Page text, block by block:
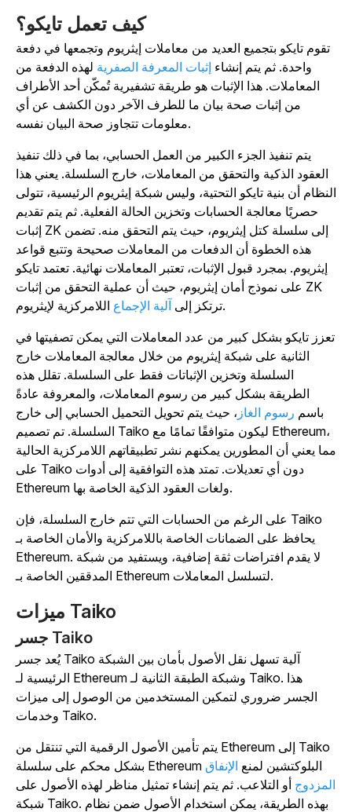
كيف تعمل تايكو؟
تقوم تايكو بتجميع العديد من معاملات إيثريوم وتجمعها في دفعة
واحدة. ثم يتم إنشاءإثبات المعرفة الصفريةلهذه الدفعة من
المعاملات. هذا الإثبات هو طريقة تشفيرية تُمكّن أحد الأطراف
من إثبات صحة بيان ما للطرف الآخر دون الكشف عن أي
يتم تنفيذ الجزء الكبير من العمل الحسابي، بما في ذلك تنفيذ
العقود الذكية والتحقق من المعاملات، خارج السلسلة. يعني هذا
أن بنية تايكو التحتية، وليس شبكة إيثريوم الرئيسية، تتولى
حصريًا معالجة الحسابات وتخزين الحالة الفعلية. ثم يتم تقديم
إثبات ZK إلى سلسلة كتل إيثريوم، حيث يتم التحقق منه. تضمن
هذه الخطوة أن الدفعات من المعاملات صحيحة وتتبع قواعد
إيثريوم. بمجرد قبول الإثبات، تعتبر المعاملات نهائية. تعتمد تايكو
على نموذج أمان إيثريوم، حيث أن عملية التحقق من إثبات ZK
ترتكز إلىآلية الإجماع
تايكو بشكل كبير من عدد المعاملات التي يمكن تصفيتها في
الثانية على شبكة إيثريوم من خلال معالجة المعاملات خارج
السلسلة وتخزين الإثباتات فقط على السلسلة. تقلل هذه
الطريقة بشكل كبير من رسوم المعاملات، والمعروفة عادةً
باسمرسوم الغاز، حيث يتم تحويل التحميل الحسابي إلى خارج
السلسلة. تم تصميم Taiko ليكون متوافقًا تمامًا مع Ethereum،
يعني أن المطورين يمكنهم نشر تطبيقاتهم اللامركزية الحالية
على Taiko دون أي تعديلات. تمتد هذه التوافقية إلى أدوات
على الرغم من الحسابات التي تتم خارج السلسلة، فإن Taiko
يحافظ على الضمانات الخاصة باللامركزية والأمان الخاصة بـ
Ethereum. لا يقدم افتراضات ثقة إضافية، ويستفيد من شبكة
ميزات Taiko
جسر Taiko
يُعد جسر Taiko آلية تسهل نقل الأصول بأمان بين الشبكة
الرئيسية لـ Ethereum وشبكة الطبقة الثانية لـ Taiko. هذا
الجسر ضروري لتمكين المستخدمين من الوصول إلى ميزات
وخدمات Taiko.
يتم تأمين الأصول الرقمية التي تنتقل من Ethereum إلى Taiko
بشكل محكم على سلسلة Ethereum البلوكتشين لمنعالإنفاق
أو التلاعب. ثم يتم إنشاء تمثيل مناظر لهذه الأصول على
شبكة Taiko. بهذه الطريقة، يمكن استخدام الأصول ضمن نظام